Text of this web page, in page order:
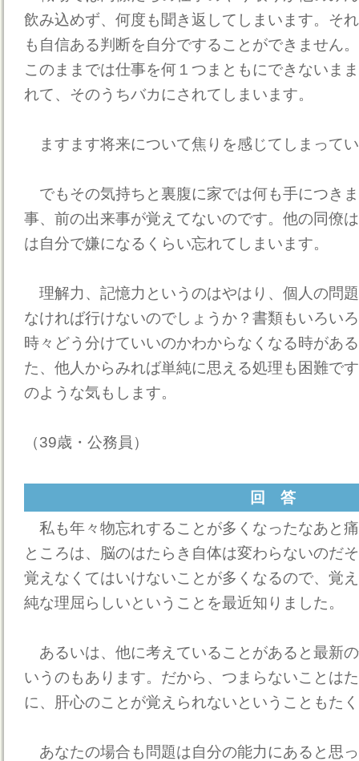
飲み込めず、何度も聞き返してしまいます。そ
も自信ある判断を自分ですることができません
このままでは仕事を何１つまともにできないま
れて、そのうちバカにされてしまいます。
ますます将来について焦りを感じてしまって
でもその気持ちと裏腹に家では何も手につき
事、前の出来事が覚えてないのです。他の同僚
は自分で嫌になるくらい忘れてしまいます。
理解力、記憶力というのはやはり、個人の問
なければ行けないのでしょうか？書類もいろい
時々どう分けていいのかわからなくなる時があ
た、他人からみれば単純に思える処理も困難で
のような気もします。
（39歳・公務員）
回 答
私も年々物忘れすることが多くなったなあと
ところは、脳のはたらき自体は変わらないのだ
覚えなくてはいけないことが多くなるので、覚
純な理屈らしいということを最近知りました。
あるいは、他に考えていることがあると最新
いうのもあります。だから、つまらないことは
に、肝心のことが覚えられないということもた
あなたの場合も問題は自分の能力にあると思